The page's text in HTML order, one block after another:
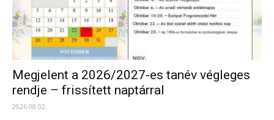
Megjelent a 2026/2027-es tanév végleges
rendje – frissített naptárral
2026.08.02.